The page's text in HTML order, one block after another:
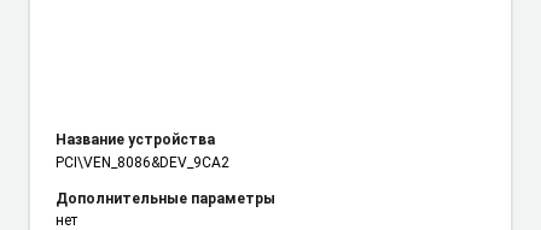
Название устройства
PCI\VEN_8086&DEV_9CA2
Дополнительные параметры
нет